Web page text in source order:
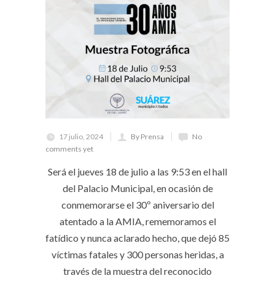
17 julio, 2024 By Prensa
No
comments yet
Será el jueves 18 de julio a las 9:53 en el hall
del Palacio Municipal, en ocasión de
conmemorarse el 30º aniversario del
atentado a la AMIA, rememoramos el
fatídico y nunca aclarado hecho, que dejó 85
víctimas fatales y 300 personas heridas, a
través de la muestra del reconocido